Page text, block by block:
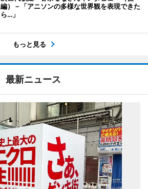
編）－「アニソンの多様な世界観を表現できた
ら…」
もっと見る
最新ニュース